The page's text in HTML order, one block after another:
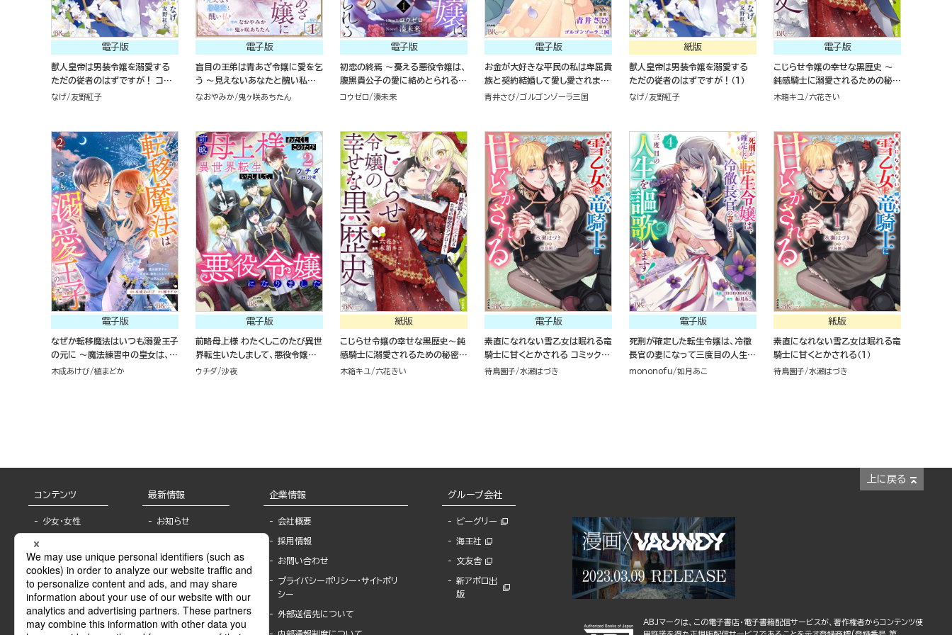
電子版
獣人皇帝は男装令嬢を溺愛する
ただの従者のはずですが！ コミッ
ク版 （1）
なげ 友野紅子
電子版
盲目の王弟は青あざ令嬢に愛を乞
う ～見えないあなたと醜い私～
コミック版（分冊版）
なおやみか 鬼ヶ咲あちたん
電子版
初恋の終焉 ～憂える悪役令嬢は、
腹黒貴公子の愛に絡めとられる～
コミック版（分冊版）
コウゼロ 湊未来
電子版
お金が大好きな平民の私は卑屈貴
族と契約結婚して愛し愛されます
コミック版 （4）
青井さび ゴルゴンゾーラ三国
紙版
獣人皇帝は男装令嬢を溺愛する
ただの従者のはずですが！（１）
なげ 友野紅子
電子版
こじらせ令嬢の幸せな黒歴史 ～
鈍感騎士に溺愛されるための秘密
のアプローチ～ コミック版 （1）
木箱キユ 六花きい
電子版
なぜか転移魔法はいつも溺愛王子
の元に ～魔法練習中の皇女は、初
恋こじらせ王子のお気に入り～ コ
木成あけび 植まどか
電子版
前略母上様 わたくしこのたび異世
界転生いたしまして、悪役令嬢に
なりました コミック版 （2）
ウチダ 沙夜
紙版
こじらせ令嬢の幸せな黒歴史～鈍
感騎士に溺愛されるための秘密の
アプローチ～（１）
木箱キユ 六花きい
電子版
素直になれない雪乙女は眠れる竜
騎士に甘くとかされる コミック版
（1）
待鳥園子 水瀬はづき
電子版
死刑が確定した転生令嬢は、冷徹
長官の妻になって三度目の人生を
謳歌します！ コミック版 （4）
mononofu 如月あこ
紙版
素直になれない雪乙女は眠れる竜
騎士に甘くとかされる（１）
待鳥園子 水瀬はづき
上に戻る
コンテンツ
少女・女性
BL
ライトノベル
青年・一般
グラビア・写真
最新情報
お知らせ
報
書店様へ
海外ライセンシー
公式SNSアカウ
ント
企業情報
会社概要
採用情報
お問い合わせ
プライバシーポリシー・サイトポリ
シー
外部送信先について
グループ会社
ビーグリー
海王社
文友舎
新アポロ出
版
ABJマークは、この電子書店・電子書籍配信サービスが、著作権者からコンテンツ使